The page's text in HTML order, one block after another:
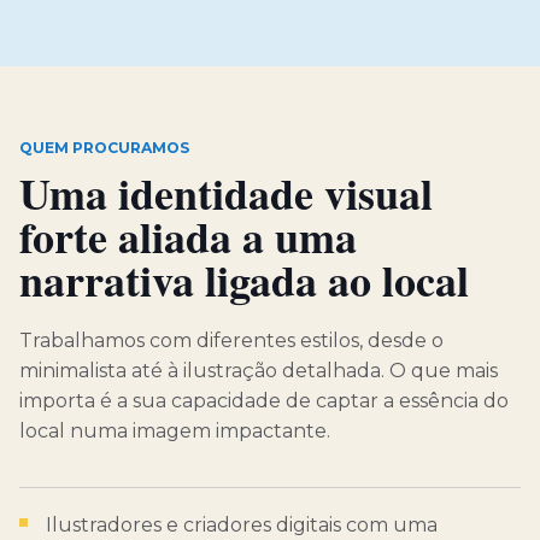
QUEM PROCURAMOS
Uma identidade visual
forte aliada a uma
narrativa ligada ao local
Trabalhamos com diferentes estilos, desde o
minimalista até à ilustração detalhada. O que mais
importa é a sua capacidade de captar a essência do
local numa imagem impactante.
Ilustradores e criadores digitais com uma